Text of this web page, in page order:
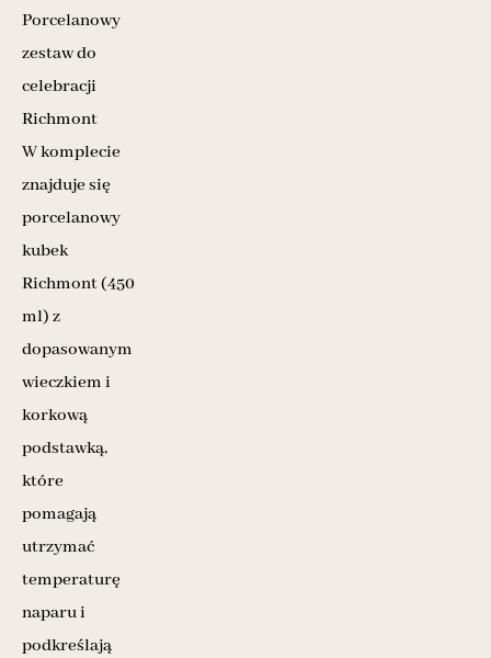
Porcelanowy
zestaw do
celebracji
Richmont
W komplecie
znajduje się
porcelanowy
kubek
Richmont (450
ml) z
dopasowanym
wieczkiem i
korkową
podstawką,
które
pomagają
utrzymać
temperaturę
naparu i
podkreślają